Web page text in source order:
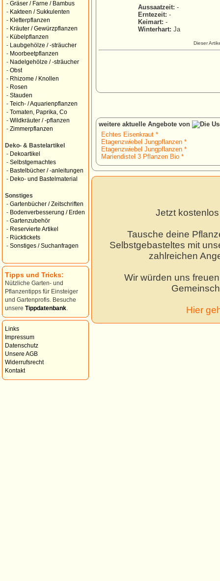
- Gräser / Farne / Bambus
- Kakteen / Sukkulenten
- Kletterpflanzen
- Kräuter / Gewürzpflanzen
- Kübelpflanzen
-
Laubgehölze / -sträucher
- Moorbeetpflanzen
- Nadelgehölze / -sträucher
- Obst
- Rhizome / Knollen
- Rosen
- Stauden
- Teich- / Aquarienpflanzen
- Tomaten, Paprika, Co
- Wildkräuter / -pflanzen
- Zimmerpflanzen
Deko- & Bastelartikel
- Dekoartikel
- Selbstgemachtes
- Bastelbücher / -anleitungen
- Deko- und Bastelmaterial
Sonstiges
- Gartenbücher / Zeitschriften
- Bodenverbesserung / Erden
- Gartenzubehör
- Reservierte Artikel
- Rücktickets
- Sonstiges / Suchanfragen
Tipps und Tricks:
Nützliche Garten- und
Pflanzentipps für Einsteiger
und Gartenprofis. Besuche
unsere Tippdatenbank
Links
Impressum
Datenschutz
Unsere AGB
Widerrufsrecht
Kontakt
Aussaatzeit: -
Erntezeit: -
Keimart: -
Winterhart: Ja
Dieser
weitere aktuelle Angebote von
Echtes Eisenkraut *
Etagenzwiebel Jungpflanzen *
Etagenzwiebel Jungpflanzen *
Mariendistel 3 Pflanzen Bio *
Jetzt
Tausche deine
Selbstgebasteltes mit
zahlreichen
Wir würden uns
Hier